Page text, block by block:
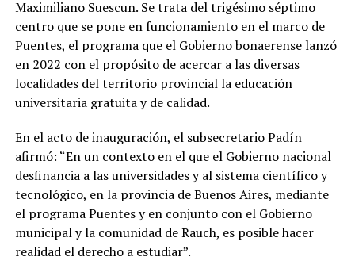
Maximiliano Suescun. Se trata del trigésimo séptimo
centro que se pone en funcionamiento en el marco de
Puentes, el programa que el Gobierno bonaerense lanzó
en 2022 con el propósito de acercar a las diversas
localidades del territorio provincial la educación
universitaria gratuita y de calidad.
En el acto de inauguración, el subsecretario Padín
afirmó: “En un contexto en el que el Gobierno nacional
desfinancia a las universidades y al sistema científico y
tecnológico, en la provincia de Buenos Aires, mediante
el programa Puentes y en conjunto con el Gobierno
municipal y la comunidad de Rauch, es posible hacer
realidad el derecho a estudiar”.